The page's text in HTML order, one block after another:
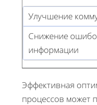
Улучшение
Снижение
информации
Эффективная
процессов может